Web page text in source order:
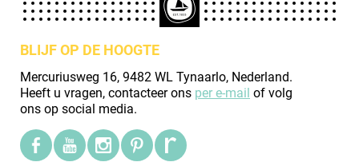
BLIJF OP DE HOOGTE
Mercuriusweg 16, 9482 WL Tynaarlo, Nederland.
Heeft u vragen, contacteer ons per e-mail of volg
ons op social media.